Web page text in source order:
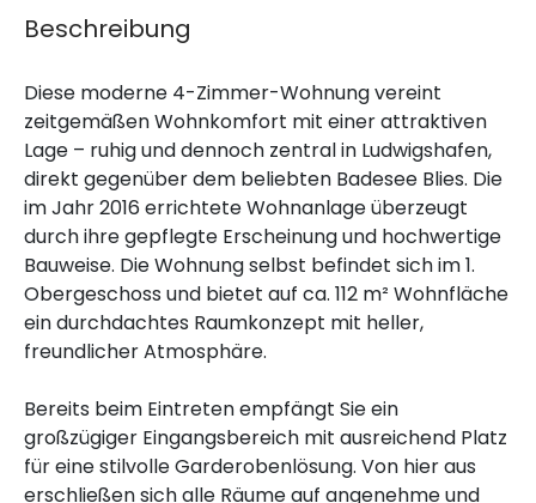
Beschreibung
Diese moderne 4-Zimmer-Wohnung vereint
zeitgemäßen Wohnkomfort mit einer attraktiven
Lage – ruhig und dennoch zentral in Ludwigshafen,
direkt gegenüber dem beliebten Badesee Blies. Die
im Jahr 2016 errichtete Wohnanlage überzeugt
durch ihre gepflegte Erscheinung und hochwertige
Bauweise. Die Wohnung selbst befindet sich im 1.
Obergeschoss und bietet auf ca. 112 m² Wohnfläche
ein durchdachtes Raumkonzept mit heller,
freundlicher Atmosphäre.
Bereits beim Eintreten empfängt Sie ein
großzügiger Eingangsbereich mit ausreichend Platz
für eine stilvolle Garderobenlösung. Von hier aus
erschließen sich alle Räume auf angenehme und